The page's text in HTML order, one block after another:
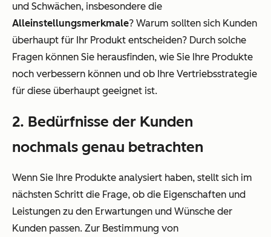
und Schwächen, insbesondere die
Alleinstellungsmerkmale? Warum sollten sich Kunden
überhaupt für Ihr Produkt entscheiden? Durch solche
Fragen können Sie herausfinden, wie Sie Ihre Produkte
noch verbessern können und ob Ihre Vertriebsstrategie
für diese überhaupt geeignet ist.
2. Bedürfnisse der Kunden
nochmals genau betrachten
Wenn Sie Ihre Produkte analysiert haben, stellt sich im
nächsten Schritt die Frage, ob die Eigenschaften und
Leistungen zu den Erwartungen und Wünsche der
Kunden passen. Zur Bestimmung von